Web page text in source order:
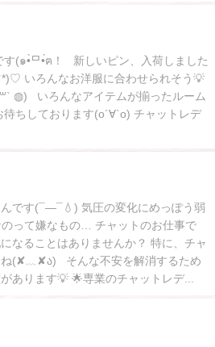
(๑•̀ᄆ•́ฅ！ 新しいピン、入荷しました
いろんなお洋服に合わせられそう💡
◍) いろんなアイテムが揃ったルーム
ちしております(о´∀`о) チャットレデ
です(¯―¯💧) 気圧の変化にめっぽう弱
って嫌なもの… チャットのお仕事で
なることはありませんか？ 特に、チャ
ね(✘﹏✘ა) そんな不安を解消するため
あります💡 🌟専業のチャットレデ...